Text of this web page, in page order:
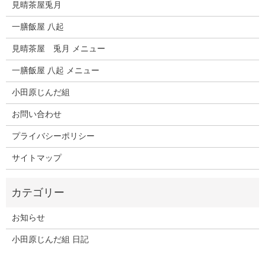
見晴茶屋兎月
一膳飯屋 八起
見晴茶屋 兎月 メニュー
一膳飯屋 八起 メニュー
小田原じんだ組
お問い合わせ
プライバシーポリシー
サイトマップ
お知らせ
小田原じんだ組 日記